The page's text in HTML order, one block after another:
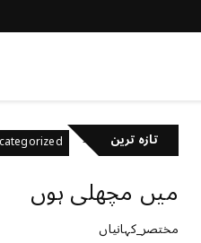
تازہ ترینرکھتے ہیں؟ Uncategorized
میں مچھلی ہوں
مختصر_کہانیاں